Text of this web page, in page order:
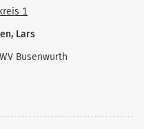
1
Lars
Busenwurth